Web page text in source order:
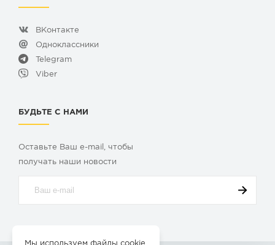
ВКонтакте
Одноклассники
Telegram
Viber
БУДЬТЕ С НАМИ
Оставьте Ваш e-mail, чтобы
получать наши новости
Мы используем файлы cookie.